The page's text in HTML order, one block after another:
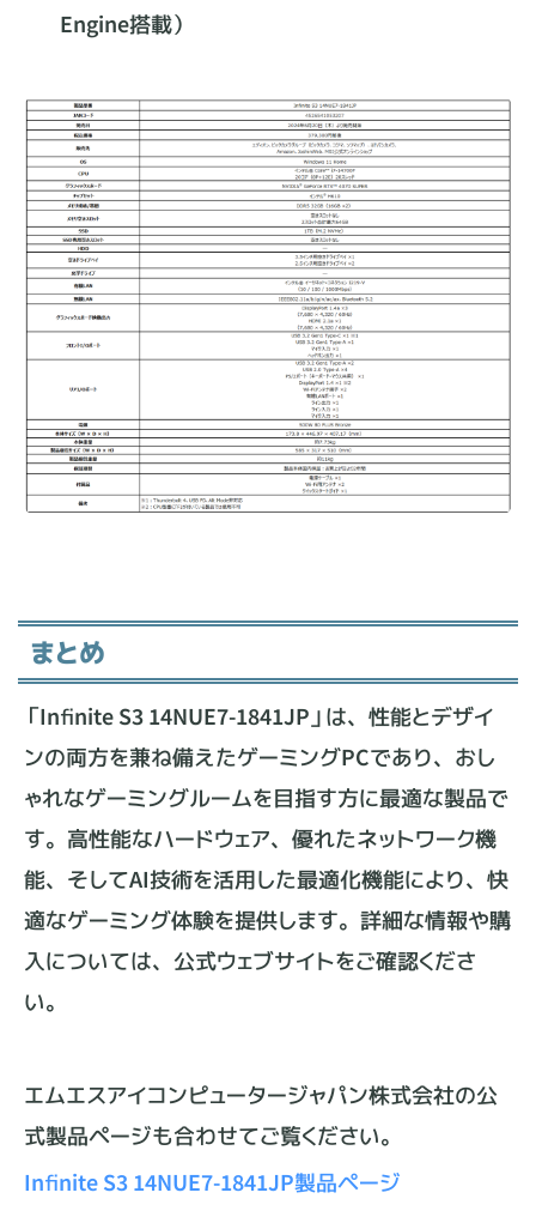
Engine搭載）
まとめ
「Infinite S3 14NUE7-1841JP」は、性能とデザイ
ンの両方を兼ね備えたゲーミングPCであり、おし
ゃれなゲーミングルームを目指す方に最適な製品で
す。高性能なハードウェア、優れたネットワーク機
能、そしてAI技術を活用した最適化機能により、快
適なゲーミング体験を提供します。詳細な情報や購
入については、公式ウェブサイトをご確認くださ
い。
エムエスアイコンピュータージャパン株式会社の公
式製品ページも合わせてご覧ください。
Infinite S3 14NUE7-1841JP製品ページ